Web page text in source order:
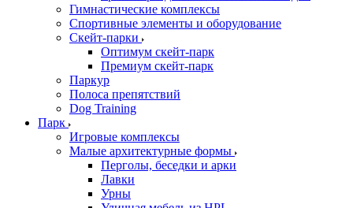
Гимнастические комплексы
Спортивные элементы и оборудование
Скейт-парки
Оптимум скейт-парк
Премиум скейт-парк
Паркур
Полоса препятствий
Dog Training
Парк
Игровые комплексы
Малые архитектурные формы
Перголы, беседки и арки
Лавки
Урны